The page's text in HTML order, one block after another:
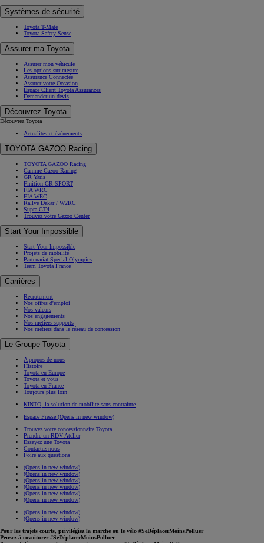
Systèmes de sécurité
Toyota T-Mate
Toyota Safety Sense
Assurer ma Toyota
Assurer mon véhicule
Les options sur-mesure
Assurance Connectée
Assurer votre Occasion
Espace Client Toyota Assurances
Demander un devis
Découvrez Toyota
Découvrez Toyota
Actualités et évènements
TOYOTA GAZOO Racing
TOYOTA GAZOO Racing
Gamme Gazoo Racing
GR Yaris
Finition GR SPORT
FIA WRC
FIA WEC
Rallye Dakar / W2RC
Supra GT4
Trouvez votre Gazoo Center
Start Your Impossible
Start Your Impossible
Projets de mobilité
Partenariat Special Olympics
Team Toyota France
Carrières
Recrutement
Nos offres d'emploi
Nos valeurs
Nos engagements
Nos métiers supports
Nos métiers dans le réseau de concession
Le Groupe Toyota
A propos de nous
Histoire
Toyota en Europe
Toyota et vous
Toyota en France
Toujours plus loin
KINTO, la solution de mobilité sans contrainte
Espace Presse (Opens in new window)
Trouvez votre concessionnaire Toyota
Prendre un RDV Atelier
Essayez une Toyota
Contactez-nous
Foire aux questions
(Opens in new window)
(Opens in new window)
(Opens in new window)
(Opens in new window)
(Opens in new window)
(Opens in new window)
(Opens in new window)
(Opens in new window)
Pour les trajets courts, privilégiez la marche ou le vélo #SeDéplacerMoinsPolluer
Pensez à covoiturer #SeDéplacerMoinsPolluer